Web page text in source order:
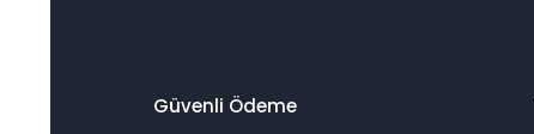
Güvenli Ödeme